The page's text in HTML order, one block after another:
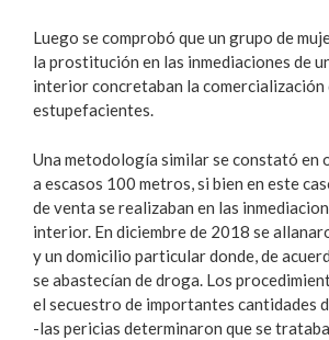
Luego se comprobó que un grupo de
la prostitución en las inmediaciones de
interior concretaban la comercialización
estupefacientes.
Una metodología similar se constató en
a escasos 100 metros, si bien en este
de venta se realizaban en las
interior. En diciembre de 2018 se
y un domicilio particular donde, de
se abastecían de droga. Los
el secuestro de importantes cantidades
-las pericias determinaron que se